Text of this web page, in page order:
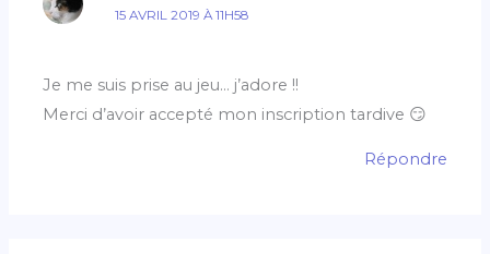
15 AVRIL 2019 À 11H58
Je me suis prise au jeu… j’adore !!
Merci d’avoir accepté mon inscription tardive 😏
Répondre